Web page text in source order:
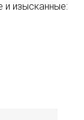
и изысканные: